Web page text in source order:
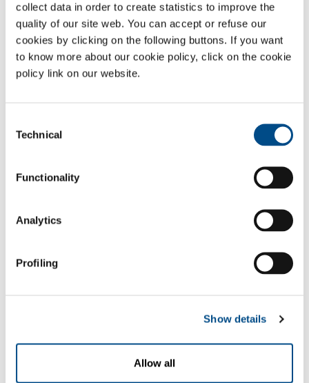
collect data in order to create statistics to improve the
quality of our site web. You can accept or refuse our
cookies by clicking on the following buttons. If you want
to know more about our cookie policy, click on the cookie
policy link on our website.
Selection
Technical
Functionality
Analytics
Profiling
Show details
Allow all
Φαρμακοεπαγρύπνησης
Δήλωση Απορρήτου:
Ο κάτωθι υπογεγραμμένος αναγνωρίζει τις
πληροφορίες που δίνονται στο παρόν, τις
απαραίτητα για την πλοήγηση στον ιστότοπο.
Σημείωση: οποιαδήποτε άρνηση αυτής της
εκτελέσει την αναφερόμενη υπηρεσία.
ιδιωτικούς, εντός των ορίων που είναι
κατάλληλα για την καλύτερη διαχείριση της
συγκεκριμένης συγκατάθεσης θα μπορούσε να
εκτελέσει την αναφερόμενη υπηρεσία.